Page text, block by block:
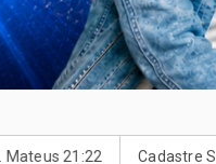
Sua Família Na Campanha!